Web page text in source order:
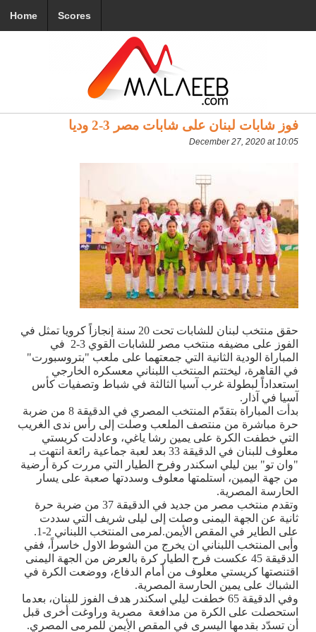
Home Scores
فوز شابات لبنان على شابات مصر 3-2 وديا
December 27, 2020 at 10:05
حقق منتخب لبنان للشابات تحت 20 سنة إنجازاً كرويا تمثل في
الفوز على مضيفه منتخب مصر للشابات القوي 3-2 في
المباراة الودية الثانية التي جمعتهما على ملعب "بتروسبورت"
في القاهرة، ليختتم المنتخب اللبناني معسكره الخارجي
استعداداً لبطولة غرب آسيا الثالثة في شباط وتصفيات كأس
آسيا في آذار .
بدأت المباراة بتقدّم المنتخب المصري في الدقيقة 8 من ضربة
حرة مباشرة من منتصف الملعب وصلت إلى رأس ندى الغريب
التي خطفت الكرة على يمين رشا ياغي، وعادلت كريستي
معلوف للبنان في الدقيقة 33 بعد لعبة جماعية رائعة انتهت بـ
"وان تو" بين ليلي اسكندر وفرح الطيار التي مررت كرة أرضية
من جهة اليمين، استلمتها معلوف وسددتها صعبة على يسار
الحارسة المصرية.
وتقدم منتخب مصر من جديد في الدقيقة 37 من ضربة حرة
ثانية عن الجهة اليمنى وصلت إلى ليلى شريف التي سددت
على الطاير في المقص الأيمن.لمرمى المنتخب اللبناني 2-1.
وأبى المنتخب اللبناني ان يخرج من الشوط الاول خاسراً، ففي
الدقيقة 45 عكست فرح الطيار كرة بالعرض من الجهة اليمنى
اقتنصتها كريستي معلوف من أمام الدفاع، ووضعت الكرة في
الشباك على يمين الحارسة المصرية.
وفي الدقيقة 65 خطفت ليلي اسكندر هدف الفوز للبنان، بعدما
استحصلت على الكرة من مدافعة مصرية وراوغت أخرى قبل
أن تسدّد بقدمها اليسرى في المقص الأيمن للمرمى المصري.